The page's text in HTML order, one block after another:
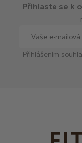
Přihlaste se k
Přihlášením